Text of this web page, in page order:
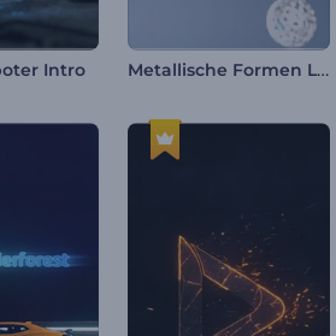
Intro Metallische Formen Logo